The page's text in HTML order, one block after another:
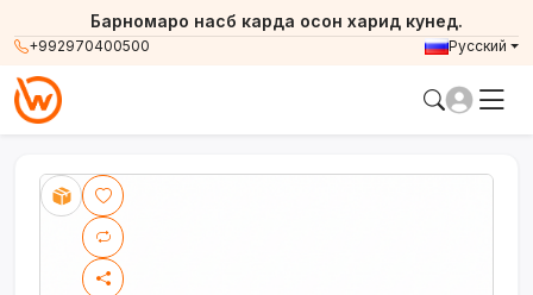
+992970400500
Барномаро насб карда осон харид кунед.
Русский